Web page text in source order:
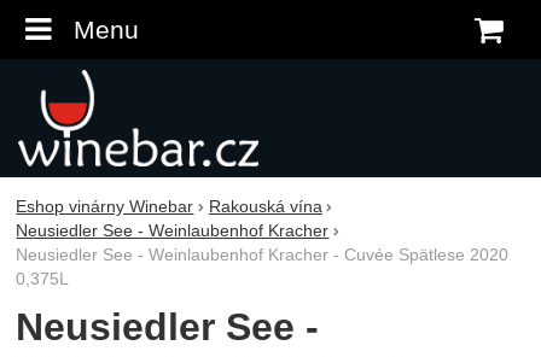
Menu
Eshop vinárny Winebar
Rakouská vína
Neusiedler See - Weinlaubenhof Kracher
Neusiedler See - Weinlaubenhof Kracher - Cuvée Spätlese 2020
0,375L
Neusiedler See -